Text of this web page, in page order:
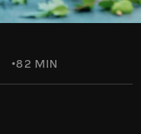
82 MIN